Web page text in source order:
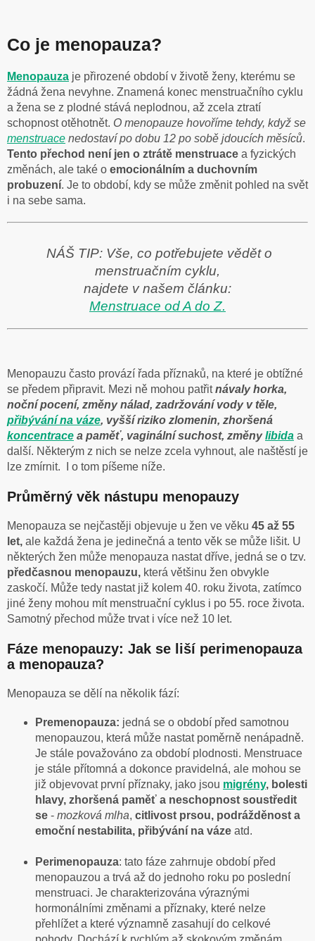
Co je menopauza?
Menopauza je přirozené období v životě ženy, kterému se
žádná žena nevyhne. Znamená konec menstruačního cyklu
a žena se z plodné stává neplodnou, až zcela ztratí
schopnost otěhotnět. O menopauze hovoříme tehdy, když se
menstruace nedostaví po dobu 12 po sobě jdoucích měsíců.
Tento přechod není jen o ztrátě menstruace a fyzických
změnách, ale také o emocionálním a duchovním
probuzení. Je to období, kdy se může změnit pohled na svět
i na sebe sama.
NÁŠ TIP: Vše, co potřebujete vědět o
menstruačním cyklu,
najdete v našem článku:
Menstruace od A do Z.
Menopauzu často provází řada příznaků, na které je obtížné
se předem připravit. Mezi ně mohou patřitnávaly horka,
noční pocení, změny nálad, zadržování vody v těle,
přibývání na váze, vyšší riziko zlomenin, zhoršená
koncentrace a paměť, vaginální suchost, změnylibida a
další. Některým z nich se nelze zcela vyhnout, ale naštěstí je
lze zmírnit. I o tom píšeme níže.
Průměrný věk nástupu menopauzy
Menopauza se nejčastěji objevuje u žen ve věku 45 až 55
let, ale každá žena je jedinečná a tento věk se může lišit. U
některých žen může menopauza nastat dříve, jedná se o tzv.
předčasnou menopauzu, která většinu žen obvykle
zaskočí. Může tedy nastat již kolem 40. roku života, zatímco
jiné ženy mohou mít menstruační cyklus i po 55. roce života.
Samotný přechod může trvat i více než 10 let.
Fáze menopauzy: Jak se liší perimenopauza
a menopauza?
Menopauza se dělí na několik fází:
Premenopauza: jedná se o období před samotnou
menopauzou, která může nastat poměrně nenápadně.
Je stále považováno za období plodnosti. Menstruace
je stále přítomná a dokonce pravidelná, ale mohou se
již objevovat první příznaky, jako jsou migrény, bolesti
hlavy, zhoršená paměť a neschopnost soustředit
se - mozková mlha, citlivost prsou, podrážděnost a
emoční nestabilita, přibývání na váze atd.
Perimenopauza: tato fáze zahrnuje období před
menopauzou a trvá až do jednoho roku po poslední
menstruaci. Je charakterizována výraznými
hormonálními změnami a příznaky, které nelze
přehlížet a které významně zasahují do celkové